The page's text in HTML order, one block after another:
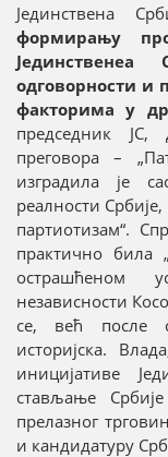
Јединствена
формирању
одговорности и
факторима у
председник
преговора –
изградила је
реалности
партиотизам“.
практично била
острашћеном
независности
се, већ после
историјска.
иницијативе
стављање
прелазног
и кандидатуру